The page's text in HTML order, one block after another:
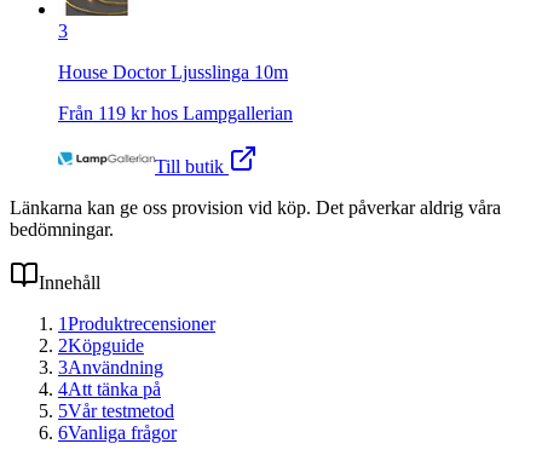
3
House Doctor Ljusslinga 10m
Från 119 kr hos Lampgallerian
Till butik
Länkarna kan ge oss provision vid köp. Det påverkar aldrig våra
bedömningar.
Innehåll
1Produktrecensioner
2Köpguide
3Användning
4Att tänka på
5Vår testmetod
6Vanliga frågor